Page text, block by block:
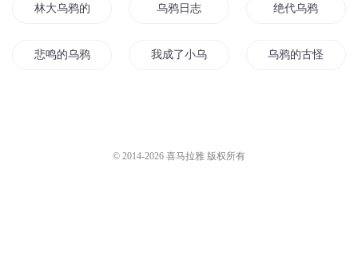
林大乌鸦的妖孽人生 乌鸦日志 绝代乌鸦
悲鸣的乌鸦 我成了小乌鸦嘴他后妈 乌鸦的古怪人生
© 2014-2026 喜马拉雅 版权所有